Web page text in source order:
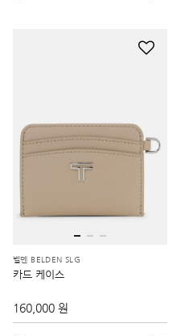
벨덴 BELDEN SLG
카드 케이스
160,000 원